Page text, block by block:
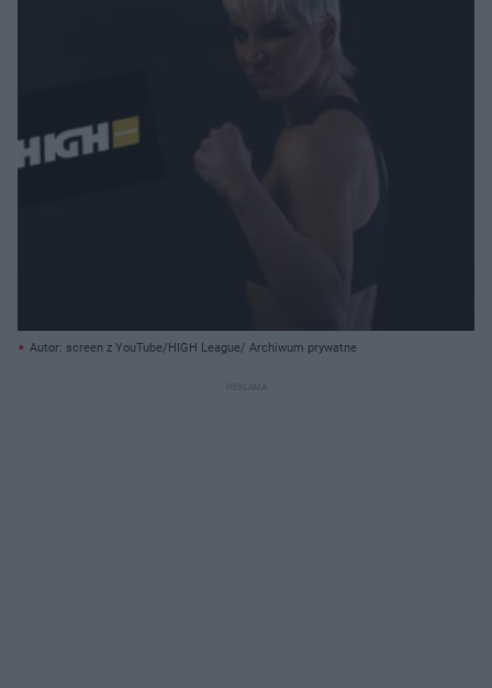
Autor: screen z YouTube/HIGH League/ Archiwum prywatne